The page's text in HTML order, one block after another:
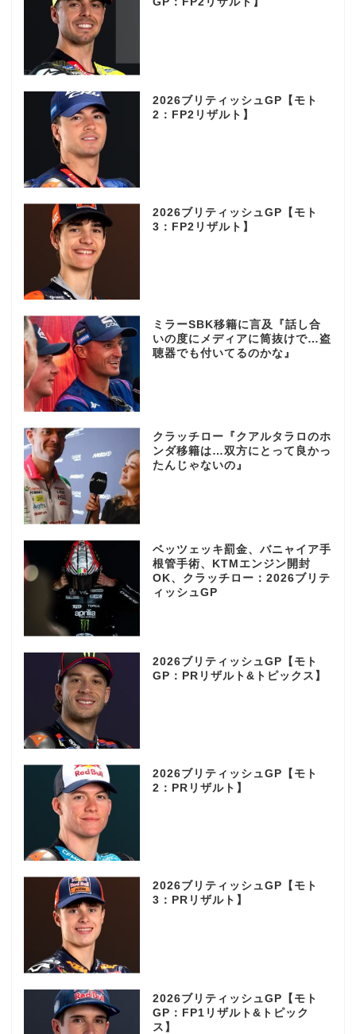
2026ブリティッシュGP【モト
2：FP2リザルト】
2026ブリティッシュGP【モト
3：FP2リザルト】
ミラーSBK移籍に言及『話し合
いの度にメディアに筒抜けで…盗
聴器でも付いてるのかな』
クラッチロー『クアルタラロのホ
ンダ移籍は…双方にとって良かっ
たんじゃないの』
ベッツェッキ罰金、バニャイア手
根管手術、KTMエンジン開封
OK、クラッチロー：2026ブリテ
ィッシュGP
2026ブリティッシュGP【モト
GP：PRリザルト&トピックス】
2026ブリティッシュGP【モト
2：PRリザルト】
2026ブリティッシュGP【モト
3：PRリザルト】
2026ブリティッシュGP【モト
GP：FP1リザルト&トピック
ス】